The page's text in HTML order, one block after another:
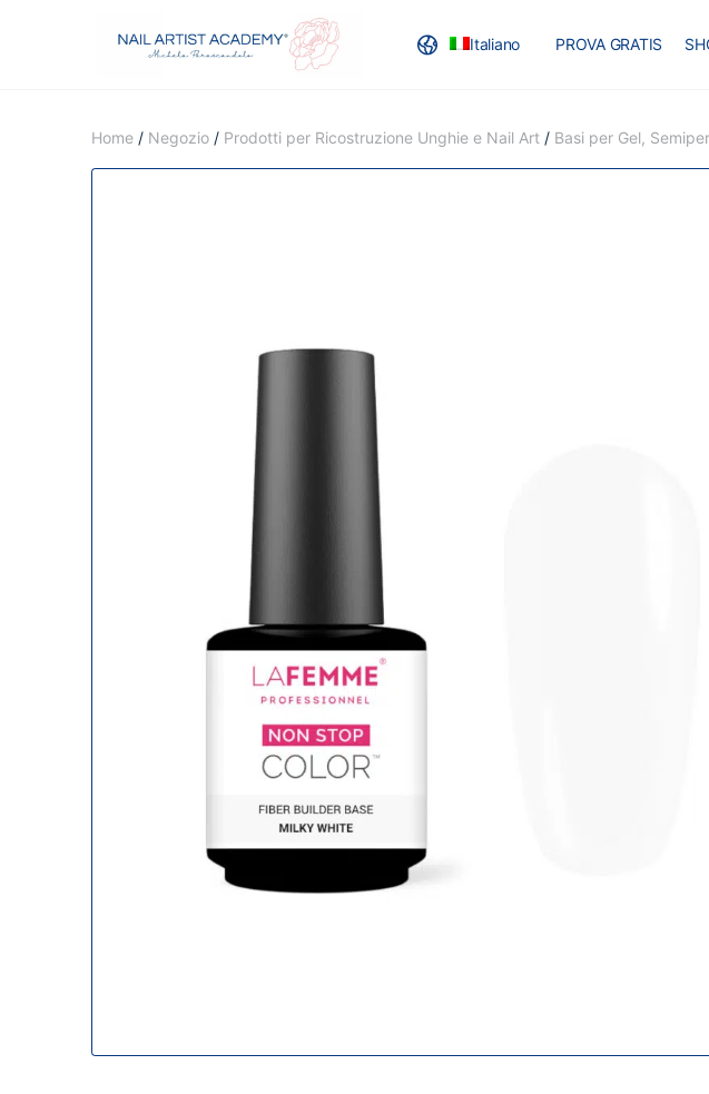
Italiano PROVA GRATIS
RECENSIONI MASTER BLOG
Home / Negozio / Prodotti per Ricostruzione Unghie e Nail Art / Basi per Gel,